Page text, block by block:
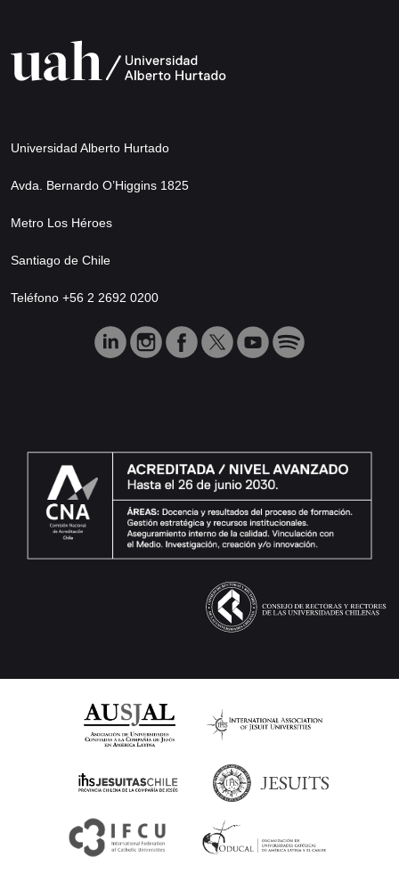
Universidad Alberto Hurtado
Avda. Bernardo O’Higgins 1825
Metro Los Héroes
Santiago de Chile
Teléfono +56 2 2692 0200